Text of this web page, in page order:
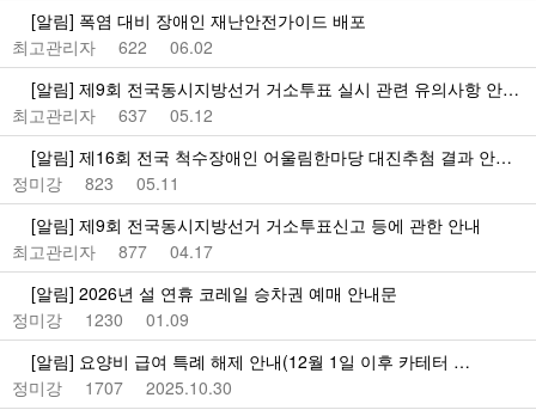
[알림] 폭염 대비 장애인 재난안전가이드 배포
최고관리자
622
06.02
[알림] 제9회 전국동시지방선거 거소투표 실시 관련 유의사항 안…
최고관리자
637
05.12
[알림] 제16회 전국 척수장애인 어울림한마당 대진추첨 결과 안…
정미강
823
05.11
[알림] 제9회 전국동시지방선거 거소투표신고 등에 관한 안내
최고관리자
877
04.17
[알림] 2026년 설 연휴 코레일 승차권 예매 안내문
정미강
1230
01.09
[알림] 요양비 급여 특례 해제 안내(12월 1일 이후 카테터 …
정미강
1707
2025.10.30